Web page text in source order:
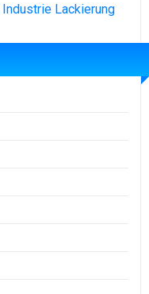
Industrie Lackierung